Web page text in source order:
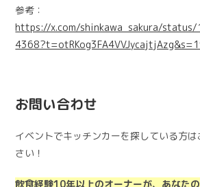
参考：
https://x.com/shinkawa_sakura/
お問い合わせ
イベントでキッチンカーを探している方
さい！
飲食経験10年以上のオーナーが、あなた